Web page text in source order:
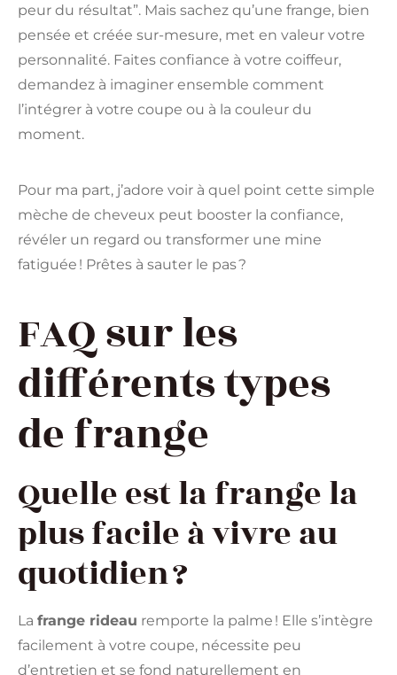
peur du résultat”. Mais sachez qu’une frange, bien
pensée et créée sur-mesure, met en valeur votre
personnalité. Faites confiance à votre coiffeur,
demandez à imaginer ensemble comment
l’intégrer à votre coupe ou à la couleur du
moment.
Pour ma part, j’adore voir à quel point cette simple
mèche de cheveux peut booster la confiance,
révéler un regard ou transformer une mine
fatiguée ! Prêtes à sauter le pas ?
FAQ sur les
différents types
de frange
Quelle est la frange la
plus facile à vivre au
quotidien ?
La frange rideau remporte la palme ! Elle s’intègre
facilement à votre coupe, nécessite peu
d’entretien et se fond naturellement en